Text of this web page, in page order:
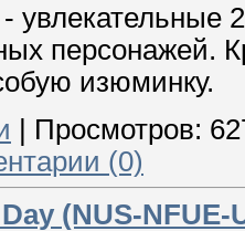
увлекательные
персонажей.
изюминку.
Просмотров:
(0)
(NUS-NFUE-